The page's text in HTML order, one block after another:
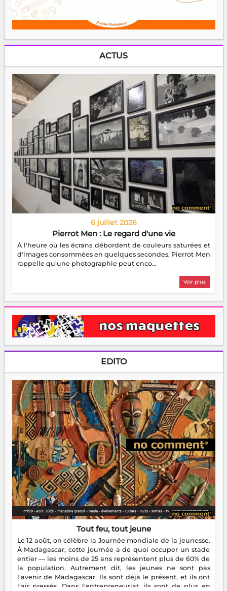
ACTUS
6 juillet 2026
Pierrot Men : Le regard d'une vie
À l'heure où les écrans débordent de couleurs saturées et
d'images consommées en quelques secondes, Pierrot Men
rappelle qu'une photographie peut enco...
Voir plus
EDITO
Tout feu, tout jeune
Le 12 août, on célèbre la Journée mondiale de la jeunesse.
À Madagascar, cette journée a de quoi occuper un stade
entier — les moins de 25 ans représentent plus de 60% de
la population. Autrement dit, les jeunes ne sont pas
l'avenir de Madagascar. Ils sont déjà le présent, et ils ont
l'air pressés. Dans l'entrepreneuriat, ils sont de plus en